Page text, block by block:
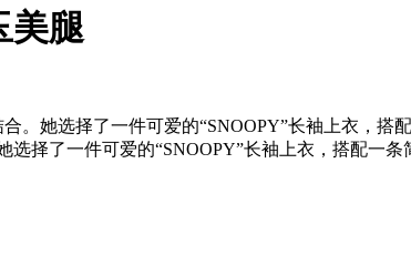
美腿
。她选择了一件可爱的“SNOOPY”长袖上衣，搭
择了一件可爱的“SNOOPY”长袖上衣，搭配一